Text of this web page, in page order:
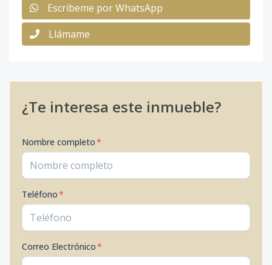
Escribeme por WhatsApp
Llámame
¿Te interesa este inmueble?
Nombre completo*
Teléfono*
Correo Electrónico*